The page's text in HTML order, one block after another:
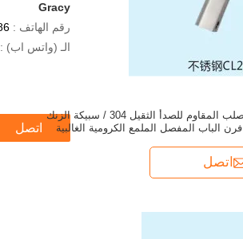
Gracy
رقم الهاتف :
الـ (واتس اب) :
اتصل
الصلب المقاوم للصدأ الثقيل 304 / سبيكة الزنك
فرن الباب المفصل الملمع الكرومية الغالبية
اتصل